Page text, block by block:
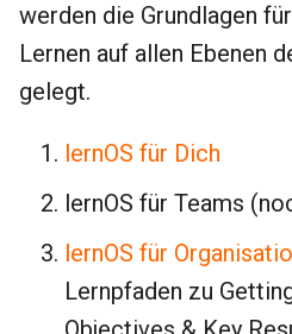
werden die Grundlagen
Lernen auf allen Ebenen
gelegt.
lernOS für Dich
lernOS für Teams
lernOS für
Lernpfaden zu